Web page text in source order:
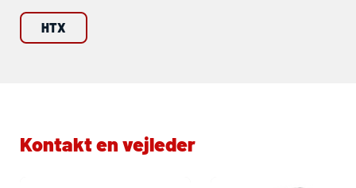
HTX
Kontakt en vejleder